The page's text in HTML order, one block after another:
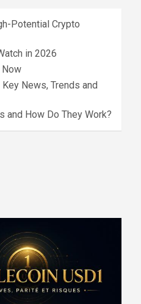
Potential Crypto
in 2026
Now
News, Trends and
and How Do They Work?